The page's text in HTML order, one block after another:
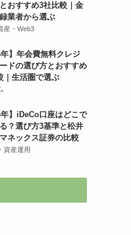
おすすめ3社比較｜金
業者から選ぶ
産・Web3
年】年会費無料クレジ
ドの選び方とおすすめ
｜生活圏で選ぶ
年】iDeCo口座はどこで
？選び方3基準と松井
ネックス証券の比較
資産運用